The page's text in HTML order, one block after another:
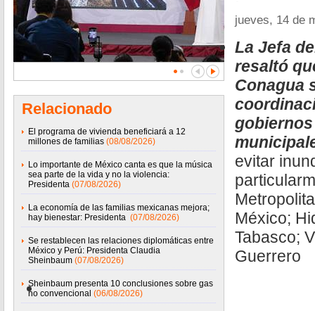
Relacionado
El programa de vivienda beneficiará a 12
millones de familias (08/08/2026)
Lo importante de México canta es que la música
sea parte de la vida y no la violencia:
Presidenta (07/08/2026)
La economía de las familias mexicanas mejora;
hay bienestar: Presidenta (07/08/2026)
Se restablecen las relaciones diplomáticas entre
México y Perú: Presidenta Claudia
Sheinbaum (07/08/2026)
Sheinbaum presenta 10 conclusiones sobre gas
no convencional (06/08/2026)
jueves, 14 de
La Jefa
resaltó
Conagua
evitar
México;
Tabasco;
Guerrero